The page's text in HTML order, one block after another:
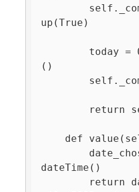
up(True)
()
dateTime()